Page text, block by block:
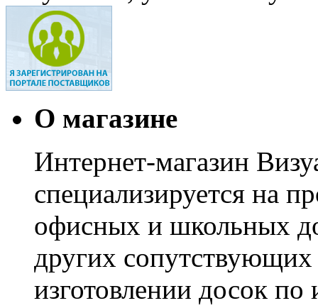
О магазине
Интернет-магазин
специализируется на
офисных и школьных
других сопутствующих
изготовлении досок по